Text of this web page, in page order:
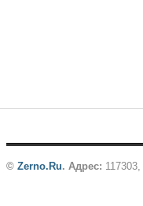
© Zerno.Ru. Адрес: